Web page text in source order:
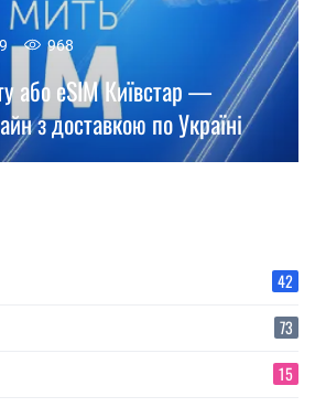
968
або eSIM Київстар —
з доставкою по Україні
42
73
15